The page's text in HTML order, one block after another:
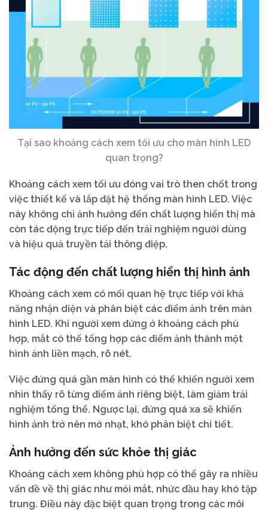
Tại sao khoảng cách xem tối ưu cho màn hình LED
quan trọng?
Khoảng cách xem tối ưu đóng vai trò then chốt trong
việc thiết kế và lắp đặt hệ thống màn hình LED. Việc
này không chỉ ảnh hưởng đến chất lượng hiển thị mà
còn tác động trực tiếp đến trải nghiệm người dùng
và hiệu quả truyền tải thông điệp.
Tác động đến chất lượng hiển thị hình ảnh
Khoảng cách xem có mối quan hệ trực tiếp với khả
năng nhận diện và phân biệt các điểm ảnh trên màn
hình LED. Khi người xem đứng ở khoảng cách phù
hợp, mắt có thể tổng hợp các điểm ảnh thành một
hình ảnh liền mạch, rõ nét.
Việc đứng quá gần màn hình có thể khiến người xem
nhìn thấy rõ từng điểm ảnh riêng biệt, làm giảm trải
nghiệm tổng thể. Ngược lại, đứng quá xa sẽ khiến
hình ảnh trở nên mờ nhạt, khó phân biệt chi tiết.
Ảnh hưởng đến sức khỏe thị giác
Khoảng cách xem không phù hợp có thể gây ra nhiều
vấn đề về thị giác như mỏi mắt, nhức đầu hay khó tập
trung. Điều này đặc biệt quan trọng trong các môi